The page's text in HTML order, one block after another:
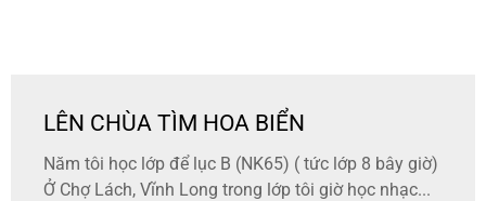
LÊN CHÙA TÌM HOA BIỂN
Năm tôi học lớp để lục B (NK65) ( tức lớp 8 bây giờ)
Ở Chợ Lách, Vĩnh Long trong lớp tôi giờ học nhạc...